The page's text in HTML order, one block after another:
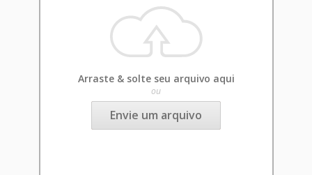
Arraste & solte seu arquivo aqui
ou
Envie um arquivo